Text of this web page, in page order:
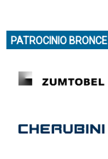
PATROCINIO BRONCE